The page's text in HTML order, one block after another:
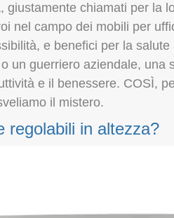
giustamente chiamati per la
nel campo dei mobili per
e benefici per la
un guerriero aziendale,
e il benessere. COSÌ,
il mistero.
regolabili in altezza?